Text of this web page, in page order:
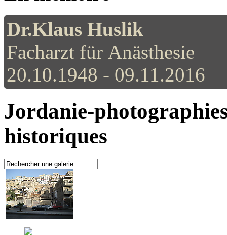
Dr.Klaus Huslik
Facharzt für Anästhesie
20.10.1948 - 09.11.2016
Jordanie-
historiques